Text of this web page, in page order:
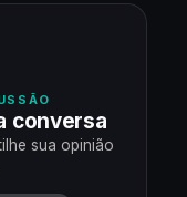
conversa
sua opinião